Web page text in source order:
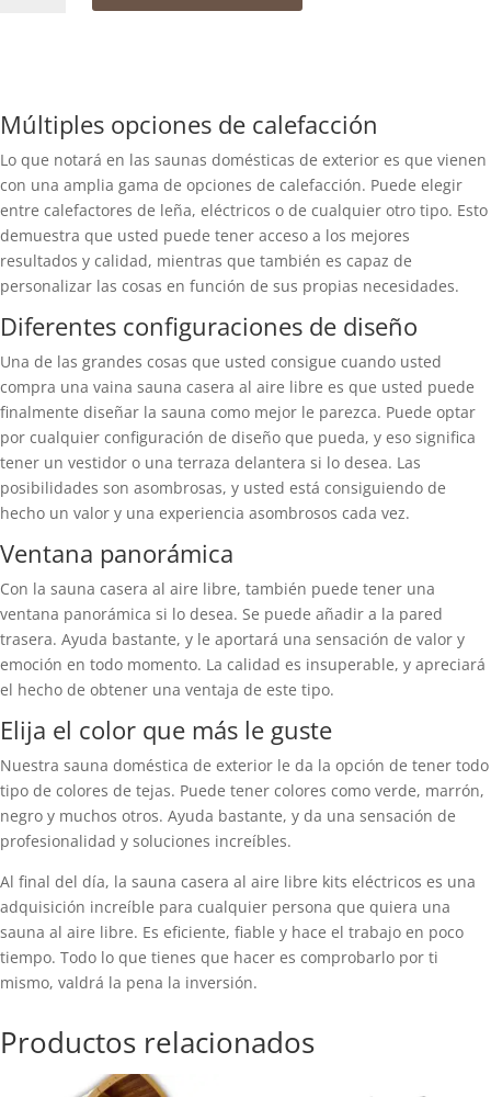
Múltiples opciones de calefacción
Lo que notará en las saunas domésticas de exterior es que vienen
con una amplia gama de opciones de calefacción. Puede elegir
entre calefactores de leña, eléctricos o de cualquier otro tipo. Esto
demuestra que usted puede tener acceso a los mejores
resultados y calidad, mientras que también es capaz de
personalizar las cosas en función de sus propias necesidades.
Diferentes configuraciones de diseño
Una de las grandes cosas que usted consigue cuando usted
compra una vaina sauna casera al aire libre es que usted puede
finalmente diseñar la sauna como mejor le parezca. Puede optar
por cualquier configuración de diseño que pueda, y eso significa
tener un vestidor o una terraza delantera si lo desea. Las
posibilidades son asombrosas, y usted está consiguiendo de
hecho un valor y una experiencia asombrosos cada vez.
Ventana panorámica
Con la sauna casera al aire libre, también puede tener una
ventana panorámica si lo desea. Se puede añadir a la pared
trasera. Ayuda bastante, y le aportará una sensación de valor y
emoción en todo momento. La calidad es insuperable, y apreciará
el hecho de obtener una ventaja de este tipo.
Elija el color que más le guste
Nuestra sauna doméstica de exterior le da la opción de tener todo
tipo de colores de tejas. Puede tener colores como verde, marrón,
negro y muchos otros. Ayuda bastante, y da una sensación de
profesionalidad y soluciones increíbles.
Al final del día, la sauna casera al aire libre kits eléctricos es una
adquisición increíble para cualquier persona que quiera una
sauna al aire libre. Es eficiente, fiable y hace el trabajo en poco
tiempo. Todo lo que tienes que hacer es comprobarlo por ti
mismo, valdrá la pena la inversión.
Productos relacionados